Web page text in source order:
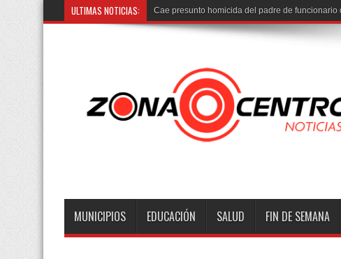
ULTIMAS NOTICIAS: Cae presunto homicida del padre de
MUNICIPIOS EDUCACIÓN SALUD FIN DE SEMANA